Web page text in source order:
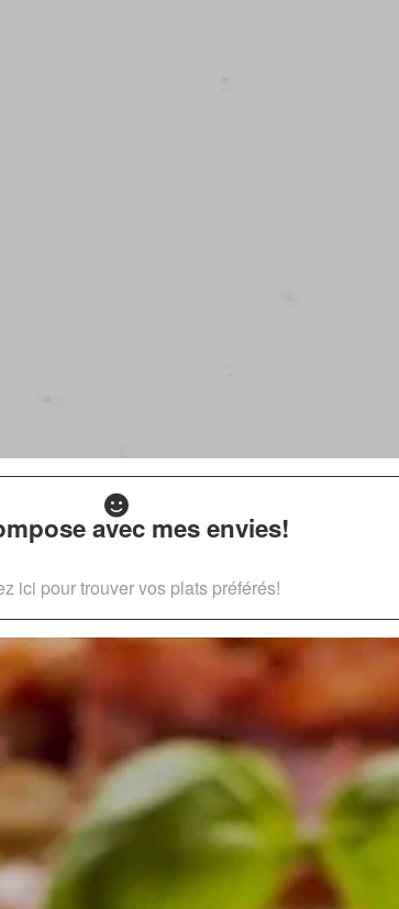
avec mes envies!
ici pour trouver vos plats préférés!